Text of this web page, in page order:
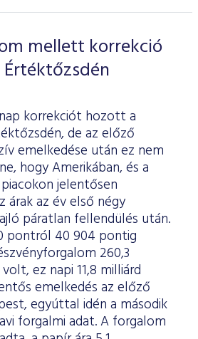
mellett korrekció
korrekciót hozott a
de az előző
emelkedése után ez nem
hogy Amerikában, és a
jelentősen
árak az év első négy
páratlan fellendülés után.
pontról 40 904 pontig
260,3
ez napi 11,8 milliárd
emelkedés az előző
egyúttal idén a második
forgalmi adat. A forgalom